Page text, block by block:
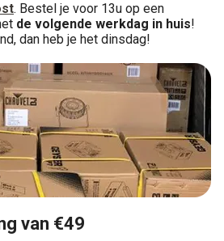
. Bestel je voor 13u op een
de volgende werkdag in huis!
dan heb je het dinsdag!
van €49